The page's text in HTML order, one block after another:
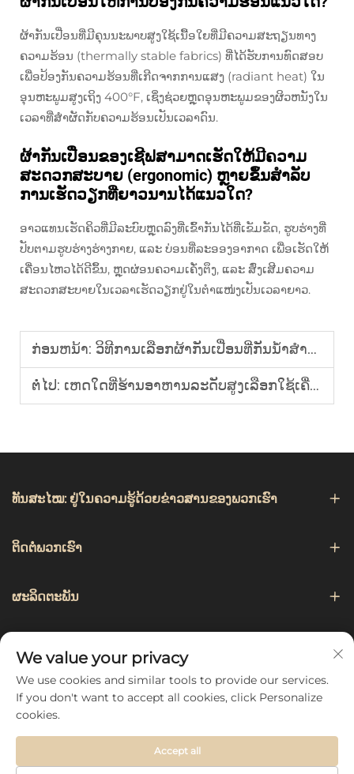
ຜ້າກັນເປື່ອນທີ່ມີຄຸນນະພາບສູງໃຊ້ເນື້ອໃຍທີ່ມີຄວາມສະຖຽນທາງ
ຄວາມຮ້ອນ (thermally stable fabrics) ທີ່ໄດ້ຮັບການທົດສອບ
ເພື່ອປ້ອງກັນຄວາມຮ້ອນທີ່ເກີດຈາກການແສງ (radiant heat) ໃນ
ອຸນຫະພູມສູງເຖິງ 400°F, ເຊິ່ງຊ່ວຍຫຼຸດອຸນຫະພູມຂອງຜິວຫນັງໃນ
ເວລາທີ່ສຳຜັດກັບຄວາມຮ້ອນເປັນເວລາດົນ.
ຜ້າກັນເປື່ອນຂອງເຊີຟສາມາດເຮັດໃຫ້ມີຄວາມ
ສະດວກສະບາຍ (ergonomic) ຫຼາຍຂຶ້ນສຳລັບ
ການເຮັດວຽກທີ່ຍາວນານໄດ້ແນວໃດ?
ອາວແທນເຮັດຄິວທີ່ມີລະບົບຫຼຸດລົງທີ່ເຂົ້າກັນໄດ້ທີ່ເຂັມຂັດ, ຮູບຮ່າງທີ່
ປັບຕາມຮູບຮ່າງຮ່າງກາຍ, ແລະ ບ່ອນທີ່ລະອອງອາກາດ ເພື່ອເຮັດໃຫ້
ເຄື່ອນໄຫວໄດ້ດີຂຶ້ນ, ຫຼຸດຜ່ອນຄວາມເຄັ່ງຕຶງ, ແລະ ສົ່ງເສີມຄວາມ
ສະດວກສະບາຍໃນເວລາເຮັດວຽກຢູ່ໃນຕຳແໜ່ງເປັນເວລາຍາວ.
ກ່ອນຫນ້າ: ວິທີການເລືອກຜ້າກັນເປື່ອນທີ່ກັນນ້ຳສຳລັບເດັກນ້ອຍເພື່ອໃຊ້ໃນການເຮັດສິລະປະ ແລະ ການປຸງແຕ່ງອາຫານທີ່ເຕັມໄປດ້ວຍຄວາມສຸກ?
ຕໍ່ໄປ: ເຫດໃດທີ່ຮ້ານອາຫານລະດັບສູງເລືອກໃຊ້ເຄື່ອງປິດກັ້ນອາຫານທີ່ສັ່ງຕັດເປັນພິເສດ?
ທັນສະໄໝ: ຢູ່ໃນຄວາມຮູ້ດ້ວຍຂ່າວສານຂອງພວກເຮົາ
ຕິດຕໍ່ພວກເຮົາ
ຜະລິດຕະພັນ
ຕິດຕາມພວກເຮົາ
We value your privacy
We use cookies and similar tools to provide our services.
If you don't want to accept all cookies, click Personalize
cookies.
Accept all